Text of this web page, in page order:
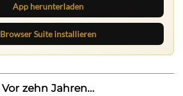
App herunterladen
Browser Suite installieren
Vor zehn Jahren...